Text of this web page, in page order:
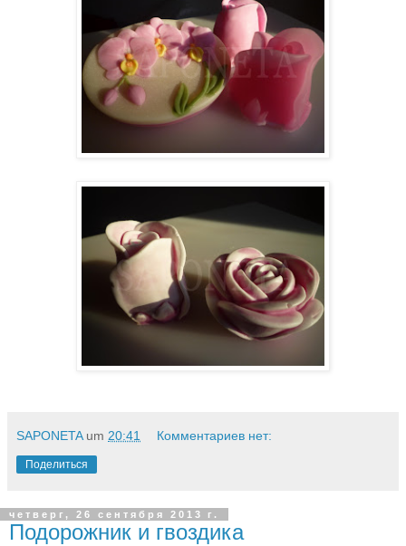
SAPONETA um 20:41 Комментариев нет:
Поделиться
четверг, 26 сентября 2013 г.
Подорожник и гвоздика